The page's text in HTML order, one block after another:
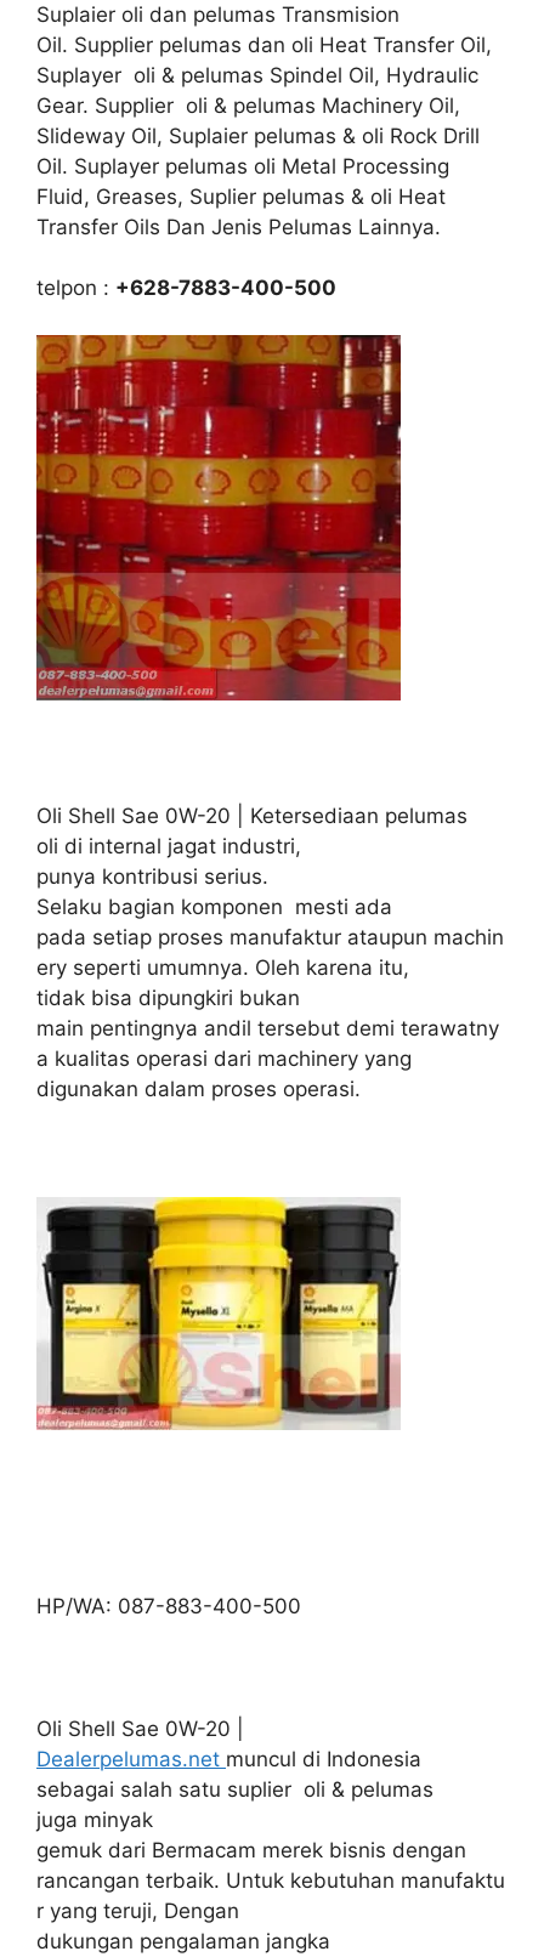
Suplaier oli dan pelumas Transmision
Oil. Supplier pelumas dan oli Heat Transfer Oil,
Suplayer oli & pelumas Spindel Oil, Hydraulic
Gear. Supplier oli & pelumas Machinery Oil,
Slideway Oil, Suplaier pelumas & oli Rock Drill
Oil. Suplayer pelumas oli Metal Processing
Fluid, Greases, Suplier pelumas & oli Heat
Transfer Oils Dan Jenis Pelumas Lainnya.
telpon : +628-7883-400-500
Oli Shell Sae 0W-20 | Ketersediaan pelumas
oli di internal jagat industri,
punya kontribusi serius.
Selaku bagian komponen mesti ada
pada setiap proses manufaktur ataupun machin
ery seperti umumnya. Oleh karena itu,
tidak bisa dipungkiri bukan
main pentingnya andil tersebut demi terawatny
a kualitas operasi dari machinery yang
digunakan dalam proses operasi.
HP/WA: 087-883-400-500
Oli Shell Sae 0W-20 |
Dealerpelumas.net muncul di Indonesia
sebagai salah satu suplier oli & pelumas
juga minyak
gemuk dari Bermacam merek bisnis dengan
rancangan terbaik. Untuk kebutuhan manufaktu
r yang teruji, Dengan
dukungan pengalaman jangka